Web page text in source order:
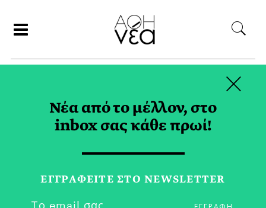
ΑΡΝΙ TAG
Νέα από το μέλλον, στο
inbox σας κάθε πρωί!
ΕΓΓPΑΦΕΙΤΕ ΣΤΟ NEWSLETTER
×